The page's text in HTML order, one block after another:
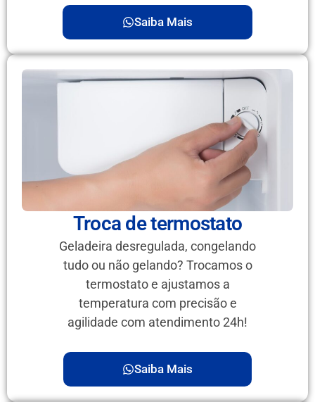
Saiba Mais
Troca de termostato
Geladeira desregulada, congelando
tudo ou não gelando? Trocamos o
termostato e ajustamos a
temperatura com precisão e
agilidade com atendimento 24h!
Saiba Mais